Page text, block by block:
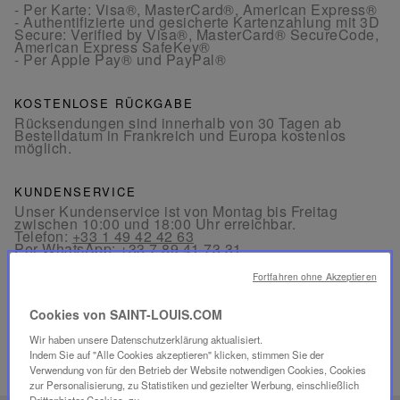
- Per Karte: Visa®, MasterCard®, American Express®
- Authentifizierte und gesicherte Kartenzahlung mit 3D
Secure: Verified by Visa®, MasterCard® SecureCode,
American Express SafeKey®
- Per Apple Pay® und PayPal®
KOSTENLOSE RÜCKGABE
Rücksendungen sind innerhalb von 30 Tagen ab
Bestelldatum in Frankreich und Europa kostenlos
möglich.
KUNDENSERVICE
Unser Kundenservice ist von Montag bis Freitag
zwischen 10:00 und 18:00 Uhr erreichbar.
Telefon:+33 1 49 42 42 63
Per WhatsApp:+33 7 89 41 73 31
VERWANDTE PRODUKTE
Cookies von SAINT-LOUIS.COM
Wir haben unsere Datenschutzerklärung aktualisiert.
Indem Sie auf "Alle Cookies akzeptieren" klicken, stimmen Sie der
Verwendung von für den Betrieb der Website notwendigen Cookies, Cookies
zur Personalisierung, zu Statistiken und gezielter Werbung, einschließlich
Fortfahren ohne Akzeptieren